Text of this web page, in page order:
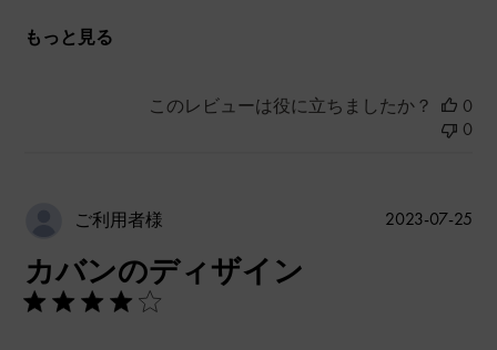
もっと見る
このレビューは役に立ちましたか？
0
0
ご利用者様
カバンのディザイン
公
2023-07-25